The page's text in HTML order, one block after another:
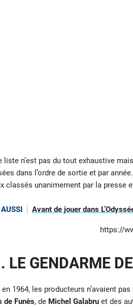
liste n’est pas du tout exhaustive
dans l’ordre de sortie et par
classés unanimement par la presse
Avant de jouer dans
https://
LE GENDARME
1964, les producteurs n’avaient
de Funès, de Michel Galabruet des